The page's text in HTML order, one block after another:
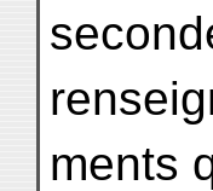
ments